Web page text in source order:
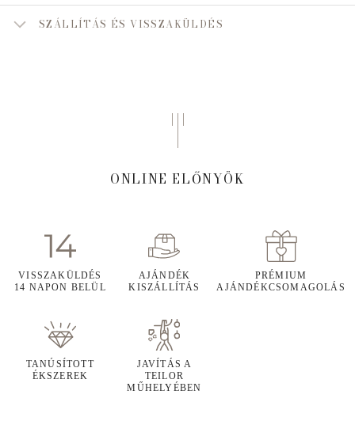
SZÁLLÍTÁS ÉS VISSZAKÜLDÉS
ONLINE ELŐNYÖK
VISSZAKÜLDÉS
14 NAPON BELÜL
AJÁNDÉK
KISZÁLLÍTÁS
PRÉMIUM
AJÁNDÉKCSOMAGOLÁS
TANÚSÍTOTT
ÉKSZEREK
JAVÍTÁS A
TEILOR
MŰHELYÉBEN